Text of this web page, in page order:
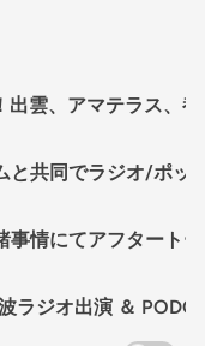
雲、アマテラス、
と共同でラジオ/ポ
事情にてアフタート
ラジオ出演 ＆